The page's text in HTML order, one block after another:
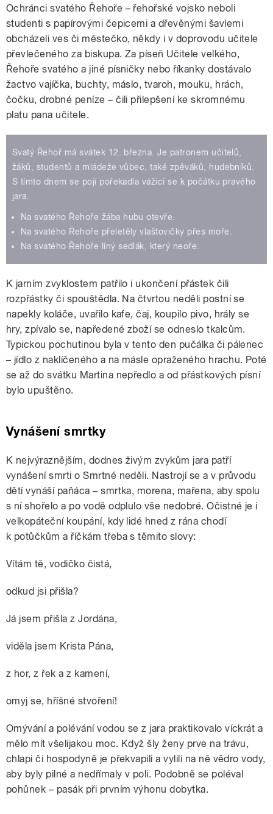
Ochránci svatého Řehoře – řehořské vojsko neboli
studenti s papírovými čepicemi a dřevěnými šavlemi
obcházeli ves či městečko, někdy i v doprovodu učitele
převlečeného za biskupa. Za píseň Učitele velkého,
Řehoře svatého a jiné písničky nebo říkanky dostávalo
žactvo vajíčka, buchty, máslo, tvaroh, mouku, hrách,
čočku, drobné peníze – čili přilepšení ke skromnému
platu pana učitele.
Svatý Řehoř má svátek 12. března. Je patronem učitelů,
žáků, studentů a mládeže vůbec, také zpěváků, hudebníků.
S tímto dnem se pojí pořekadla vážící se k počátku pravého
jara.
Na svatého Řehoře žába hubu otevře.
Na svatého Řehoře přeletěly vlaštovičky přes moře.
Na svatého Řehoře líný sedlák, který neoře.
K jarním zvyklostem patřilo i ukončení přástek čili
rozpřástky či spouštědla. Na čtvrtou neděli postní se
napekly koláče, uvařilo kafe, čaj, koupilo pivo, hrály se
hry, zpívalo se, napředené zboží se odneslo tkalcům.
Typickou pochutinou byla v tento den pučálka či pálenec
– jídlo z naklíčeného a na másle opraženého hrachu. Poté
se až do svátku Martina nepředlo a od přástkových písní
bylo upuštěno.
Vynášení smrtky
K nejvýraznějším, dodnes živým zvykům jara patří
vynášení smrti o Smrtné neděli. Nastrojí se a v průvodu
dětí vynáší paňáca – smrtka, morena, mařena, aby spolu
s ní shořelo a po vodě odplulo vše nedobré. Očistné je i
velkopáteční koupání, kdy lidé hned z rána chodí
k potůčkům a říčkám třeba s těmito slovy:
Vítám tě, vodičko čistá,
odkud jsi přišla?
Já jsem přišla z Jordána,
viděla jsem Krista Pána,
z hor, z řek a z kamení,
omyj se, hříšné stvoření!
Omývání a polévání vodou se z jara praktikovalo víckrát a
mělo mít všelijakou moc. Když šly ženy prve na trávu,
chlapi či hospodyně je překvapili a vylili na ně vědro vody,
aby byly pilné a nedřímaly v poli. Podobně se poléval
pohůnek – pasák při prvním výhonu dobytka.